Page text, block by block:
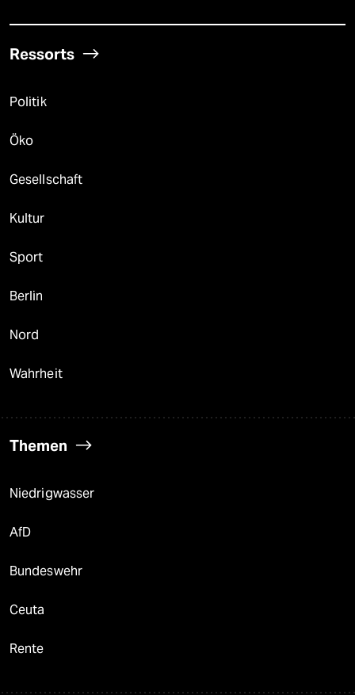
Ressorts
Politik
Öko
Gesellschaft
Kultur
Sport
Berlin
Nord
Wahrheit
Themen
Niedrigwasser
AfD
Bundeswehr
Ceuta
Rente